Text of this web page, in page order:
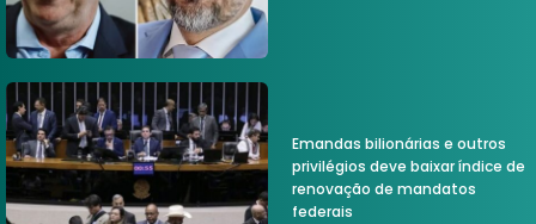
Emandas bilionárias e outros
privilégios deve baixar índice de
renovação de mandatos
federais